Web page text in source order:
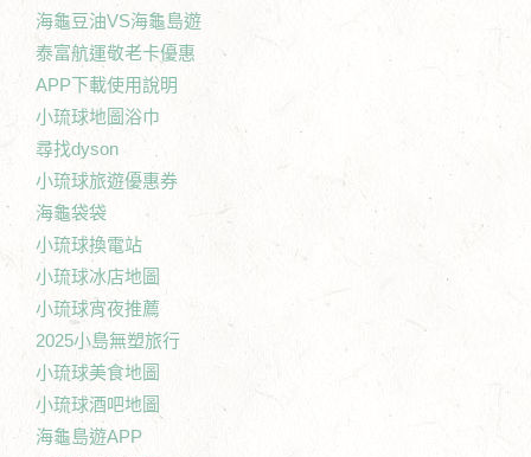
海龜豆油VS海龜島遊
泰富航運敬老卡優惠
APP下載使用說明
小琉球地圖浴巾
尋找dyson
小琉球旅遊優惠券
海龜袋袋
小琉球換電站
小琉球冰店地圖
小琉球宵夜推薦
2025小島無塑旅行
小琉球美食地圖
小琉球酒吧地圖
海龜島遊APP